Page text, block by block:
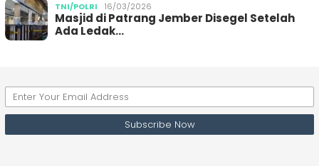
TNI/POLRI 16/03/2026
Masjid di Patrang Jember Disegel Setelah
Ada Ledak…